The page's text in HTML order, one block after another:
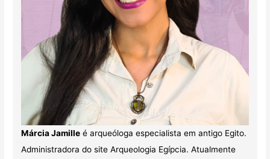
Márcia Jamilleé arqueóloga especialista em antigo Egito.
Administradora do site Arqueologia Egípcia. Atualmente